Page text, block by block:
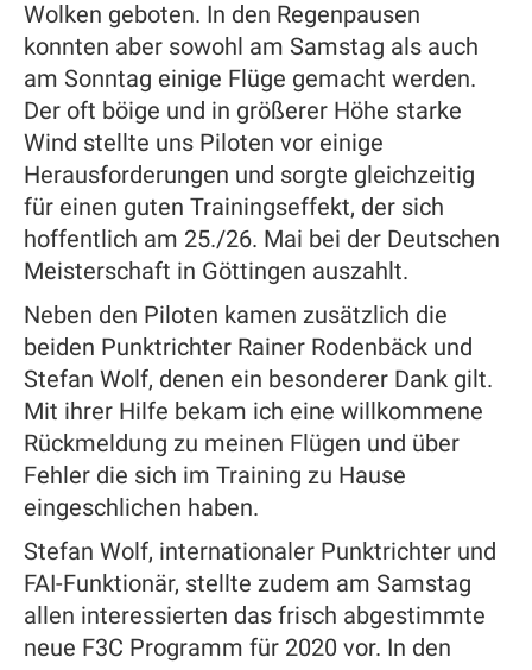
Wolken geboten. In den Regenpausen
konnten aber sowohl am Samstag als auch
am Sonntag einige Flüge gemacht werden.
Der oft böige und in größerer Höhe starke
Wind stellte uns Piloten vor einige
Herausforderungen und sorgte gleichzeitig
für einen guten Trainingseffekt, der sich
hoffentlich am 25./26. Mai bei der Deutschen
Meisterschaft in Göttingen auszahlt.
Neben den Piloten kamen zusätzlich die
beiden Punktrichter Rainer Rodenbäck und
Stefan Wolf, denen ein besonderer Dank gilt.
Mit ihrer Hilfe bekam ich eine willkommene
Rückmeldung zu meinen Flügen und über
Fehler die sich im Training zu Hause
eingeschlichen haben.
Stefan Wolf, internationaler Punktrichter und
FAI-Funktionär, stellte zudem am Samstag
allen interessierten das frisch abgestimmte
neue F3C Programm für 2020 vor. In den